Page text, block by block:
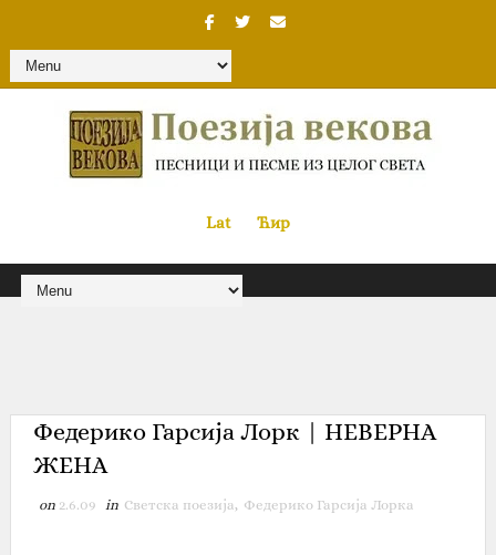
Lat« Ћир
Федерико Гарсија Лорк | НЕВЕРНА
ЖЕНА
on 2.6.09 in Светска поезија, Федерико Гарсија Лорка